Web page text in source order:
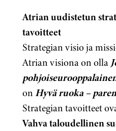
Atrian uudistetun
tavoitteet
Strategian visio ja
Atrian visiona on olla
onHyvä ruoka –
Strategian tavoitteet
Vahva taloudellinen